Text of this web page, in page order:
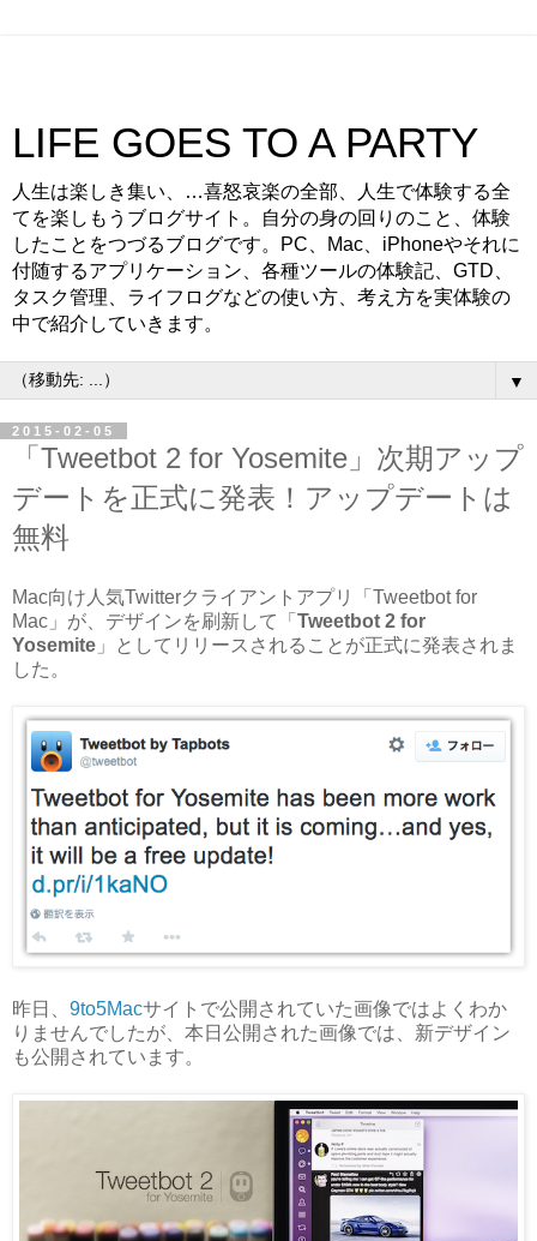
LIFE GOES TO A PARTY
人生は楽しき集い、…喜怒哀楽の全部、人生で体験する全
てを楽しもうブログサイト。自分の身の回りのこと、体験
したことをつづるブログです。PC、Mac、iPhoneやそれに
付随するアプリケーション、各種ツールの体験記、GTD、
タスク管理、ライフログなどの使い方、考え方を実体験の
中で紹介していきます。
▼
2015-02-05
「Tweetbot 2 for Yosemite」次期アップ
デートを正式に発表！アップデートは
無料
Mac向け人気Twitterクライアントアプリ「Tweetbot for
Mac」が、デザインを刷新して「 Tweetbot 2 for
Yosemite 」としてリリースされることが正式に発表されま
した。
昨日、 9to5Macサイトで公開されていた画像ではよくわか
りませんでしたが、本日公開された画像では、新デザイン
も公開されています。